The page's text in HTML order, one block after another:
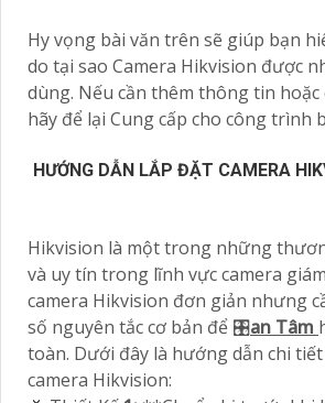
Hy vọng bài văn trên sẽ giúp bạn
do tại sao Camera Hikvision được
dùng. Nếu cần thêm thông tin hoặc
hãy để lại Cung cấp cho công trình
HƯỚNG DẪN LẮP ĐẶT CAMERA
Hikvision là một trong những
và uy tín trong lĩnh vực camera
camera Hikvision đơn giản nhưng
số nguyên tắc cơ bản để 🎛an Tâm
toàn. Dưới đây là hướng dẫn chi
camera Hikvision: